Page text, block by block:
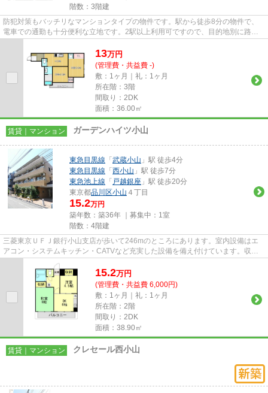
階数：3階建
防犯対策もバッチリなマンションタイプの物件です。駅から徒歩8分の物件で、
電車での通勤も十分便利な立地です。2駅以上利用可ですので、目的地別に路線
13万円
(管理費・共益費 -)
敷：1ヶ月｜礼：1ヶ月
所在階：3階
間取り：2DK
面積：36.00㎡
賃貸｜マンション ガーデンハイツ小山
東急目黒線 「 武蔵小山 」駅 徒歩4分
東急目黒線 「 西小山 」駅 徒歩7分
東急池上線 「 戸越銀座 」駅 徒歩20分
東京都品川区小山 ４丁目
15.2万円
築年数：築36年 ｜募集中： 1室
階数：4階建
三菱東京ＵＦＪ銀行小山支店が歩いて246mのところにあります。室内設備はエ
アコン・システムキッチン・CATVなど充実した設備を備え付けています。収納
はクロゼット・シューズボックス...
15.2万円
(管理費・共益費 6,000円)
敷：1ヶ月｜礼：1ヶ月
所在階：2階
間取り：2DK
面積：38.90㎡
賃貸｜マンション クレセール西小山